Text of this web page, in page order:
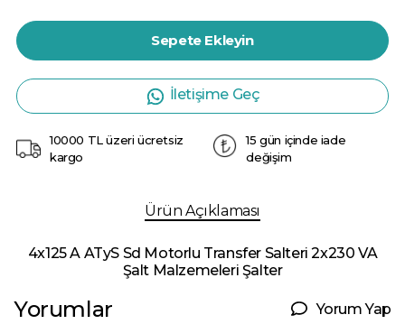
Sepete Ekleyin
İletişime Geç
10000 TL üzeri ücretsiz
kargo
15 gün içinde iade
değişim
Ürün Açıklaması
4x125 A ATyS Sd Motorlu Transfer Salteri 2x230 VA
Şalt Malzemeleri Şalter
Yorumlar Yorum Yap